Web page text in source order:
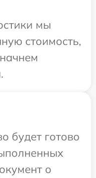
мы
стоимость,
будет готово
о